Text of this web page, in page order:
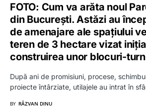
FOTO: Cum va arăta noul
din București. Astăzi au
de amenajare ale spațiului
teren de 3 hectare vizat
construirea unor blocuri-turn
După ani de promisiuni, procese,
proiecte întârziate, utilajele au intrat în
BY RĂZVAN DINU